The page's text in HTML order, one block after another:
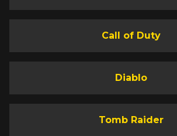
Call of Duty
Diablo
Tomb Raider